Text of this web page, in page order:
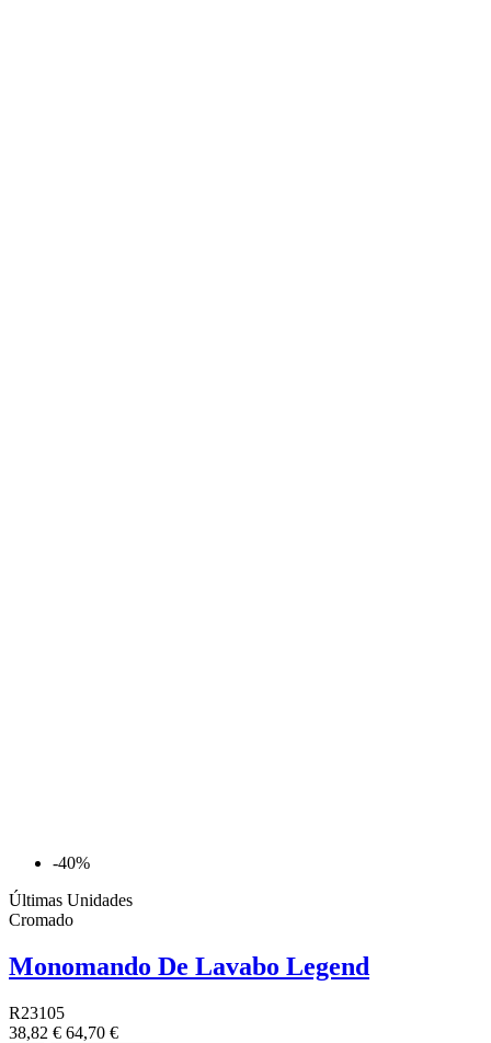
-40%
Últimas Unidades
Cromado
Monomando De Lavabo Legend
R23105
38,82 € 64,70 €